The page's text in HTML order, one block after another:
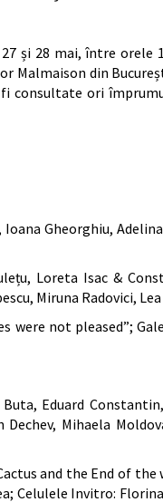
și 28 mai, între orele
Malmaison din
consultate ori
Gheorghiu,
Loreta Isac &
Miruna Radovici,
were not pleased”;
Eduard
Mihaela
and the End of
Celulele Invitro: